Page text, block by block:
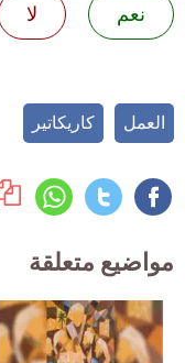
نعم
لا
العمل كاريكاتير
مواضيع متعلقة